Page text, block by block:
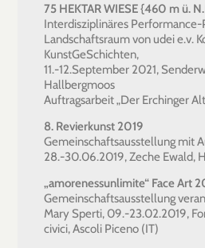
75 HEKTAR WIESE {460 m ü.
Interdisziplinäres
Landschaftsraum von udei e.v.
KunstGeSchichten,
11.-12.September 2021,
Hallbergmoos
Auftragsarbeit „Der Erchinger
8. Revierkunst 2019
Gemeinschaftsausstellung mit
28.-30.06.2019, Zeche Ewald,
„amorenessunlimite“ Face Art
Gemeinschaftsausstellung
Mary Sperti, 09.-23.02.2019,
civici, Ascoli Piceno (IT)